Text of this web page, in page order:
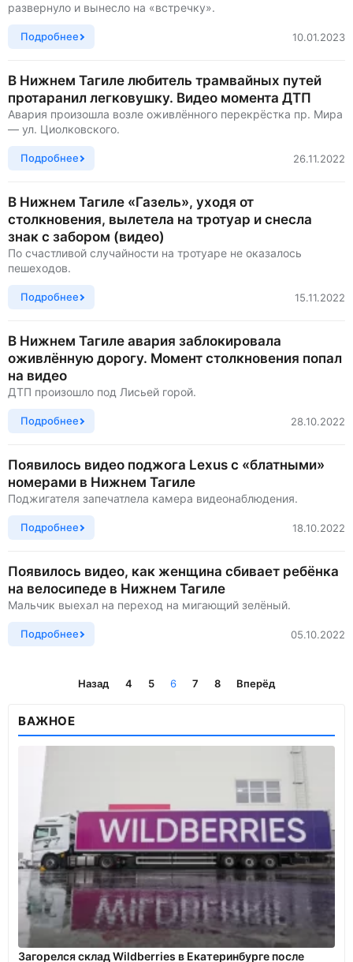
развернуло и вынесло на «встречку».
Подробнее 10.01.2023
В Нижнем Тагиле любитель трамвайных путей
протаранил легковушку. Видео момента ДТП
Авария произошла возле оживлённого перекрёстка пр. Мира
— ул. Циолковского.
Подробнее 26.11.2022
В Нижнем Тагиле «Газель», уходя от
столкновения, вылетела на тротуар и снесла
знак с забором (видео)
По счастливой случайности на тротуаре не оказалось
пешеходов.
Подробнее 15.11.2022
В Нижнем Тагиле авария заблокировала
оживлённую дорогу. Момент столкновения попал
на видео
ДТП произошло под Лисьей горой.
Подробнее 28.10.2022
Появилось видео поджога Lexus с «блатными»
номерами в Нижнем Тагиле
Поджигателя запечатлела камера видеонаблюдения.
Подробнее 18.10.2022
Появилось видео, как женщина сбивает ребёнка
на велосипеде в Нижнем Тагиле
Мальчик выехал на переход на мигающий зелёный.
Подробнее 05.10.2022
Назад 4 5 6 7 8 Вперёд
ВАЖНОЕ
Загорелся склад Wildberries в Екатеринбурге после